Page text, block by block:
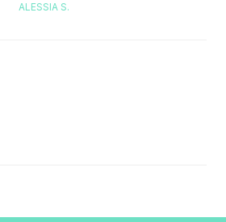
sarebbe
ALESSIA S.